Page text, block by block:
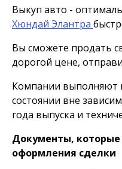
Выкуп авто -
Хюндай Элантра
Вы сможете продать
дорогой цене,
Компании выполняют
состоянии вне
года выпуска и
Документы,
оформления сделки